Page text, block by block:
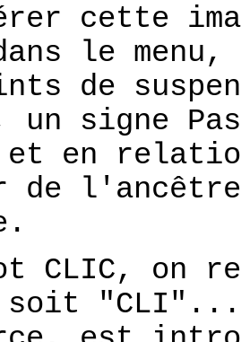
cette
le
de
signe
en
de l'ancêtre
CLIC, on
"CLI"...